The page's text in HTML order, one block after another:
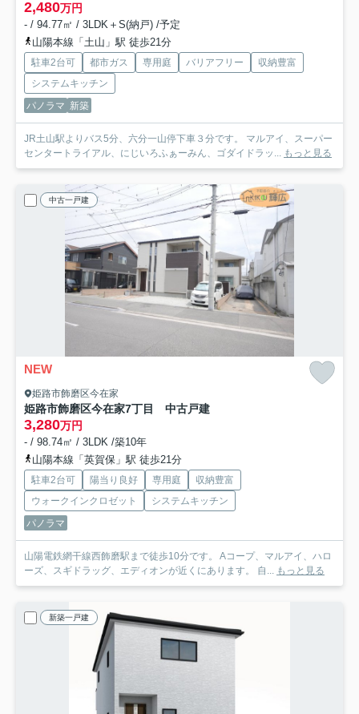
2,480万円
- / 94.77㎡ / 3LDK＋S(納戸) /予定
山陽本線「土山」駅 徒歩21分
駐車2台可 都市ガス 専用庭 バリアフリー
収納豊富
システムキッチン
パノラマ 新築
JR土山駅よりバス5分、六分一山停下車３分です。 マルアイ、スーパー
センタートライアル、にじいろふぁーみん、ゴダイドラッ... もっと見る
中古一戸建
NEW
姫路市飾磨区今在家
姫路市飾磨区今在家7丁目 中古戸建
3,280万円
- / 98.74㎡ / 3LDK /築10年
山陽本線「英賀保」駅 徒歩21分
駐車2台可 陽当り良好 専用庭
収納豊富
ウォークインクロゼット
システムキッチン
パノラマ
山陽電鉄網干線西飾磨駅まで徒歩10分です。 Aコープ、マルアイ、ハロ
ーズ、スギドラッグ、エディオンが近くにあります。 自... もっと見る
新築一戸建